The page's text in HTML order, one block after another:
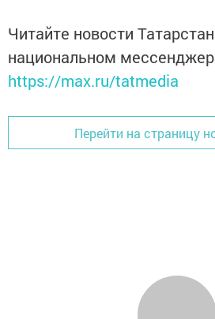
Читайте новости
национальном
https://max.ru/tatmedia
Перейти на страницу